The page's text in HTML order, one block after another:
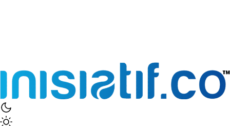
Inisiatif.co
Stay Connected Stay Informed